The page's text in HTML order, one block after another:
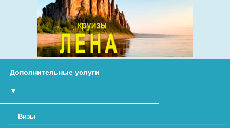
Дополнительные услуги
▼
Визы